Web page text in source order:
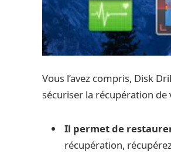
Vous l’avez compris, Disk
sécuriser la récupération de
Il permet de
récupération,